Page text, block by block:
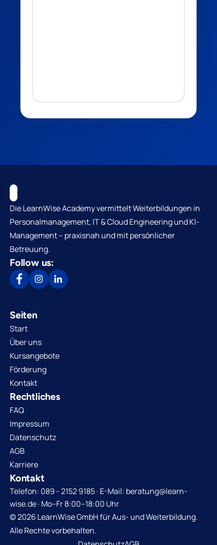
Die LearnWise Academy vermittelt Weiterbildungen in
Personalmanagement, IT & Cloud Engineering und KI-
Management – praxisnah und mit persönlicher
Betreuung.
Follow us:
Seiten
Start
Über uns
Kursangebote
Förderung
Kontakt
Rechtliches
FAQ
Impressum
Datenschutz
AGB
Karriere
Kontakt
Telefon: 089 - 2152 9185 · E-Mail: beratung@learn-
wise.de · Mo–Fr 8:00–18:00 Uhr
© 2026 LearnWise GmbH für Aus- und Weiterbildung.
Alle Rechte vorbehalten.